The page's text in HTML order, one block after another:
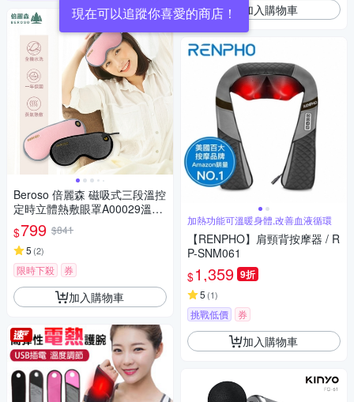
現在可以追蹤你喜愛的商店！
Beroso 倍麗森 磁吸式三段溫控
定時立體熱敷眼罩A00029溫熱
眼罩 蒸氣眼罩 溫感眼罩 舒眠小
物
$799 $841
5 (2)
限時下殺 券
加入購物車
加入購物車
加熱功能可溫暖身體,改善血液循環
【RENPHO】肩頸背按摩器 / R
P-SNM061
$1,359 9折
5 (1)
挑戰低價 券
加入購物車